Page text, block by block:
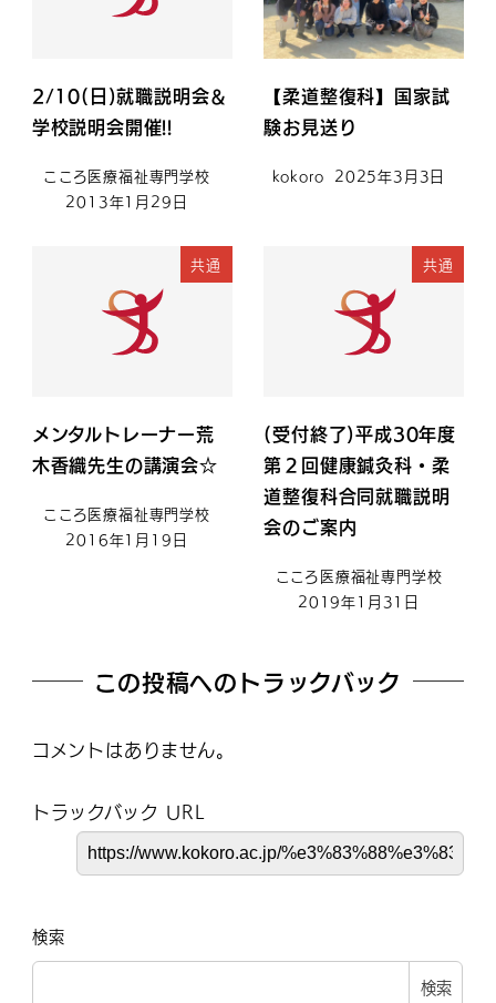
2/10(日)就職説明会＆
学校説明会開催!!
こころ医療福祉専門学校
2013年1月29日
【柔道整復科】国家試
験お見送り
kokoro 2025年3月3日
共通
メンタルトレーナー荒
木香織先生の講演会☆
こころ医療福祉専門学校
2016年1月19日
共通
(受付終了)平成30年度
第２回健康鍼灸科・柔
道整復科合同就職説明
会のご案内
こころ医療福祉専門学校
2019年1月31日
この投稿へのトラックバック
コメントはありません。
トラックバック URL
検索
検索